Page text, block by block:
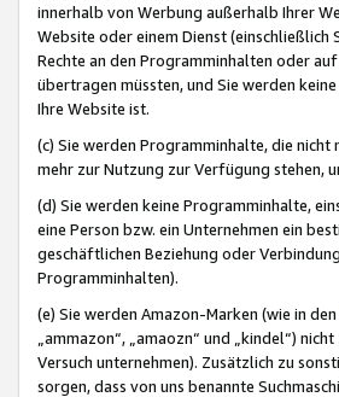
innerhalb von Werbung außerhalb Ihrer
Website oder einem Dienst
Rechte an den Programminhalten oder
übertragen müssten, und Sie werden
Ihre Website ist.
(c) Sie werden Programminhalte, die
mehr zur Nutzung zur Verfügung stehen,
(d) Sie werden keine Programminhalte,
eine Person bzw. ein Unternehmen ein
geschäftlichen Beziehung oder
Programminhalten).
(e) Sie werden Amazon-Marken (wie in den
„ammazon“, „amaozn“ und „kindel“)
Versuch unternehmen). Zusätzlich zu
sorgen, dass von uns benannte